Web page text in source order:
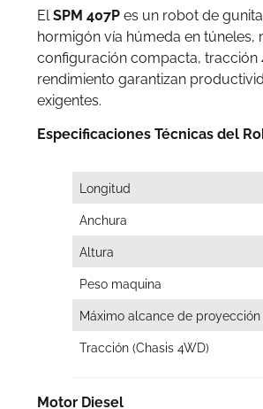
El SPM 407P es un robot de
hormigón vía húmeda en túneles,
configuración compacta, tracción
rendimiento garantizan
exigentes.
Especificaciones Técnicas del
Longitud
Anchura
Altura
Peso maquina
Máximo alcance de
Tracción (Chasis 4WD)
Motor Diesel